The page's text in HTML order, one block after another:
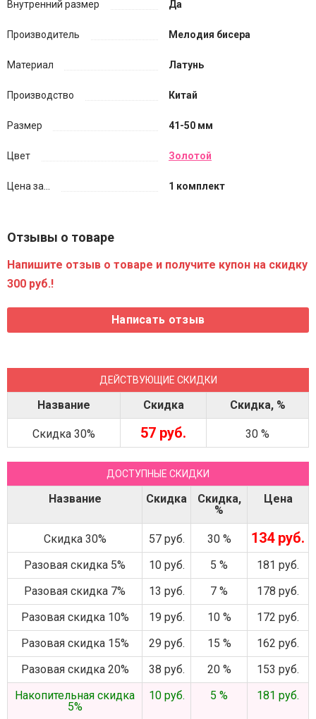
Внутренний размер Да
Производитель Мелодия бисера
Материал Латунь
Производство Китай
Размер 41-50 мм
Цвет Золотой
Цена за... 1 комплект
Отзывы о товаре
Напишите отзыв о товаре и получите купон на скидку
300 руб.!
ДЕЙСТВУЮЩИЕ СКИДКИ
Название Скидка Скидка, %
Скидка 30% 57 руб. 30 %
ДОСТУПНЫЕ СКИДКИ
Название Скидка
Скидка,
%
Цена
Скидка 30% 57 руб. 30 % 134 руб.
Разовая скидка 5% 10 руб. 5 %
181 руб.
Разовая скидка 7%
13 руб. 7 %
178 руб.
Разовая скидка 10%
19 руб. 10 %
172 руб.
Разовая скидка 15%
29 руб. 15 %
162 руб.
Разовая скидка 20%
38 руб. 20 %
153 руб.
Накопительная скидка
5%
10 руб. 5 % 181 руб.